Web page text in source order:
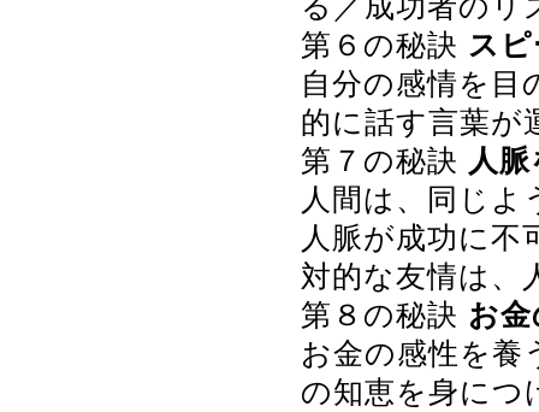
第６の秘訣 ス
自分の感情を目
的に話す言葉が
第７の秘訣 人
人間は、同じ
人脈が成功に不
対的な友情は、
第８の秘訣 お
お金の感性を養
の知恵を身につ